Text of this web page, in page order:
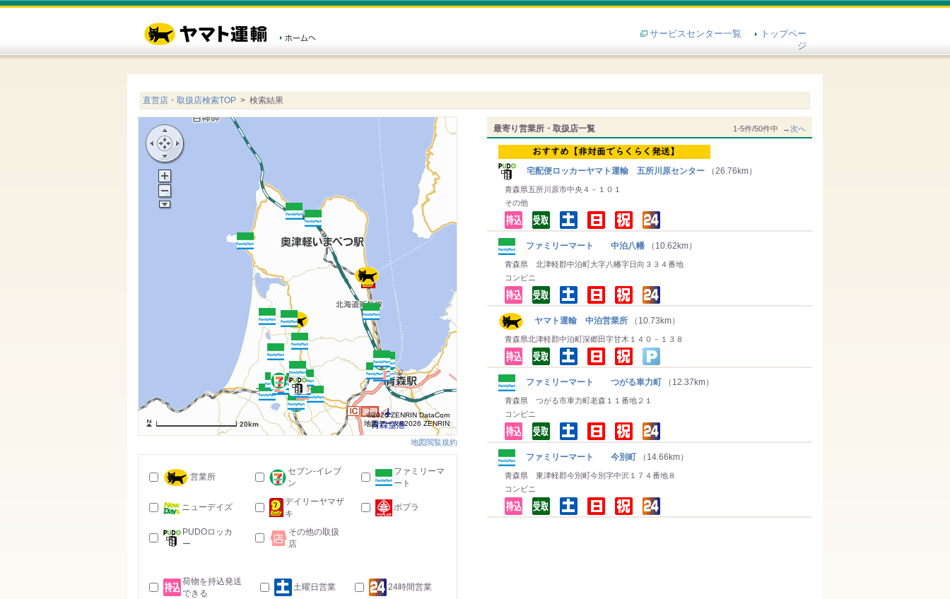
サービスセンター一覧
トップペー
ジ
直営店・取扱店検索TOP > 検索結果
最寄り営業所・取扱店一覧 1-5件/50件中 →次へ
宅配便ロッカーヤマト運輸 五所川原センター （26.76km）
青森県五所川原市中央４－１０１
その他
ファミリーマート 中泊八幡 （10.62km）
青森県 北津軽郡中泊町大字八幡字日向３３４番地
コンビニ
ヤマト運輸 中泊営業所 （10.73km）
青森県北津軽郡中泊町深郷田字甘木１４０－１３８
ファミリーマート つがる車力町 （12.37km）
青森県 つがる市車力町老森１１番地２１
コンビニ
ファミリーマート 今別町 （14.66km）
青森県 東津軽郡今別町今別字中沢１７４番地８
コンビニ
20km
©2026 ZENRIN DataCom
地図データ©2026 ZENRIN
地図閲覧規約
営業所
セブン-イレブ
ン
ファミリーマ
ート
ニューデイズ
デイリーヤマザ
キ
ポプラ
PUDOロッカ
ー
その他の取扱
店
荷物を持込発送
できる
土曜日営業 24時間営業